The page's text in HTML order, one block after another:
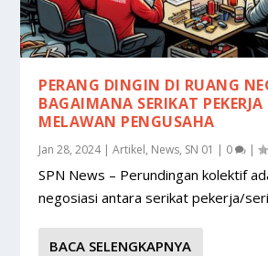
PERANG DINGIN DI RUANG
BAGAIMANA SERIKAT PEKERJA
MELAWAN PENGUSAHA
Jan 28, 2024|Artikel, News, SN 01 | 0 |
SPN News – Perundingan kolektif
negosiasi antara serikat pekerja/
BACA SELENGKAPNYA